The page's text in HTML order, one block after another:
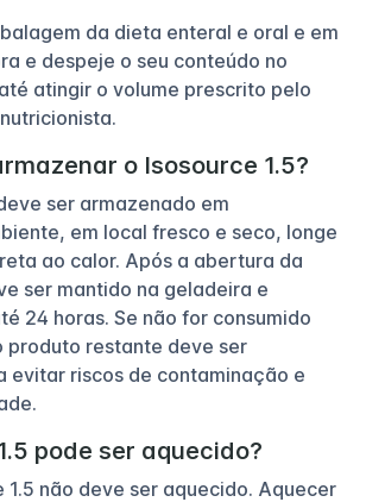
da dieta enteral e oral e em
e despeje o seu conteúdo no
atingir o volume prescrito pelo
o Isosource 1.5?
ser armazenado em
em local fresco e seco, longe
ao calor. Após a abertura da
ser mantido na geladeira e
24 horas. Se não for consumido
produto restante deve ser
evitar riscos de contaminação e
pode ser aquecido?
1.5 não deve ser aquecido. Aquecer